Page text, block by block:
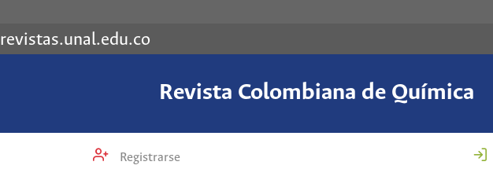
revistas.unal.edu.co
Revista Colombiana de Química
Registrarse